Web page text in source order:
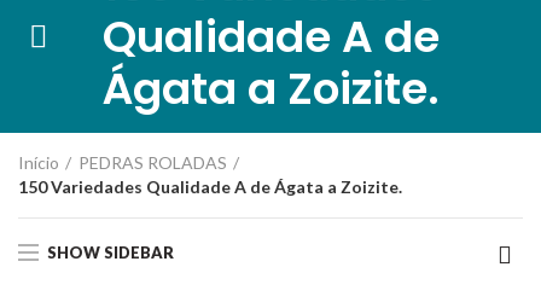
Qualidade A de
Ágata a Zoizite.
Início
PEDRAS ROLADAS
150 Variedades Qualidade A de Ágata a Zoizite.
SHOW SIDEBAR